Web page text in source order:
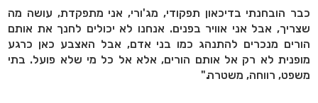
כבר הובחנתי בדיכאון תפקודי, מג'ורי, אני מתפקדת, עושה מה
שצריך, אבל אני אוויר בפנים. אנחנו לא יכולים לחנך את אותם
הורים מנכרים להתנהג כמו בני אדם, אבל האצבע כאן כרגע
מופנית לא רק אל אותם הורים, אלא אל כל מי שלא פועל. בתי
משפט, רווחה, משטרה."